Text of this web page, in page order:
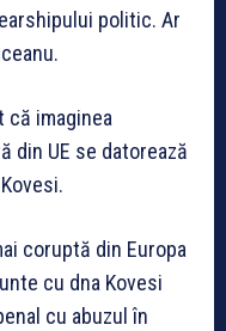
politic. Ar
că imaginea
din UE se datorează
coruptă din Europa
cu dna Kovesi
cu abuzul în